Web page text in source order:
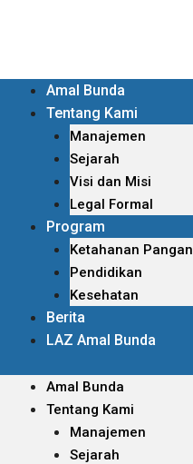
Amal Bunda
Tentang Kami
Manajemen
Sejarah
Visi dan Misi
Legal Formal
Program
Ketahanan Pangan
Pendidikan
Kesehatan
Berita
LAZ Amal Bunda
Amal Bunda
Tentang Kami
Manajemen
Sejarah